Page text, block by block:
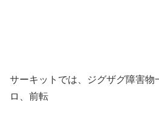
サーキットでは、ジグザグ障害物
ロ、前転